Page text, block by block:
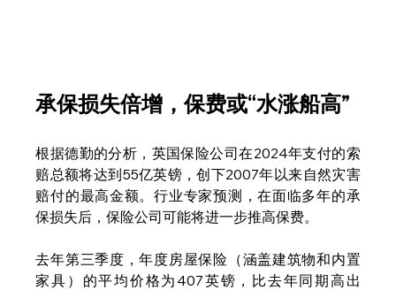
承保损失倍增，保费或“水涨船高”
根据德勤的分析，英国保险公司在2024年支付的索
赔总额将达到55亿英镑，创下2007年以来自然灾害
赔付的最高金额。行业专家预测，在面临多年的承
保损失后，保险公司可能将进一步推高保费。
去年第三季度，年度房屋保险（涵盖建筑物和内置
家具）的平均价格为407英镑，比去年同期高出